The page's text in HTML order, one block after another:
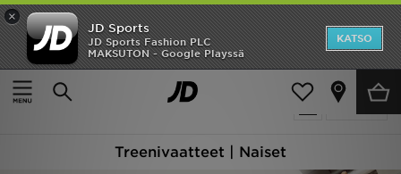
×
JD Sports
JD Sports Fashion PLC
MAKSUTON - Google Playssä
KATSO
Etusivu
Naiset Naisten vaatteet Tekniset urheiluvaatteet
Suodata
134 tuotetta
Treenivaatteet | Naiset
Etusivu
Ale